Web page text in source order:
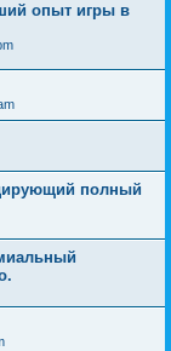
опыт игры в
полный